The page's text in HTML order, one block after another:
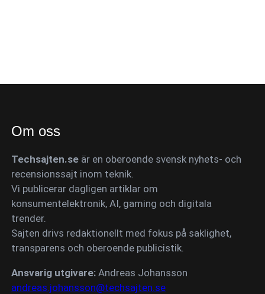
Om oss
Techsajten.se är en oberoende svensk nyhets- och
recensionssajt inom teknik.
Vi publicerar dagligen artiklar om
konsumentelektronik, AI, gaming och digitala
trender.
Sajten drivs redaktionellt med fokus på saklighet,
transparens och oberoende publicistik.
Ansvarig utgivare: Andreas Johansson
andreas.johansson@techsajten.se